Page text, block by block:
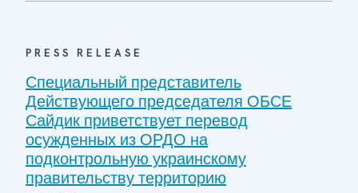
PRESS RELEASE
Специальный представитель
Действующего председателя ОБСЕ
Сайдик приветствует перевод
осужденных из ОРДО на
подконтрольную украинскому
правительству территорию